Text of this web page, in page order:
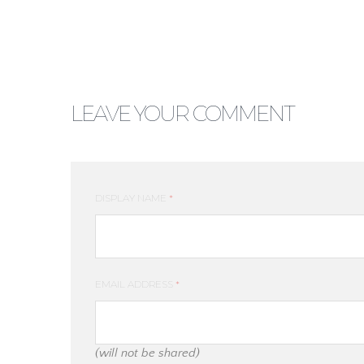
LEAVE YOUR COMMENT
DISPLAY NAME *
EMAIL ADDRESS *
(will not be shared)